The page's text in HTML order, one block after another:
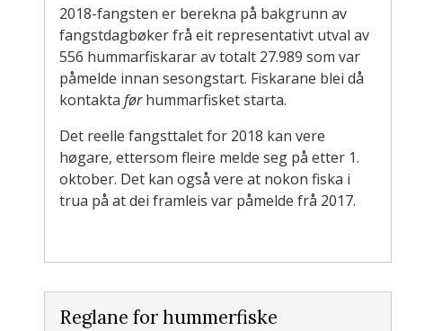
2018-fangsten er berekna på bakgrunn av
fangstdagbøker frå eit representativt utval av
556 hummarfiskarar av totalt 27.989 som var
påmelde innan sesongstart. Fiskarane blei då
kontaktaførhummarfisket starta.
Det reelle fangsttalet for 2018 kan vere
høgare, ettersom fleire melde seg på etter 1.
oktober. Det kan også vere at nokon fiska i
trua på at dei framleis var påmelde frå 2017.
Reglane for hummerfiske